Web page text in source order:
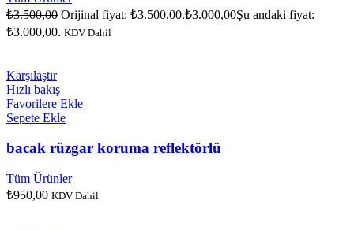
₺3.500,00 Orijinal fiyat: ₺3.500,00.₺3.000,00Şu andaki fiyat:
₺3.000,00. KDV Dahil
Karşılaştır
Hızlı bakış
Favorilere Ekle
Sepete Ekle
bacak rüzgar koruma reflektörlü
Tüm Ürünler
₺950,00 KDV Dahil